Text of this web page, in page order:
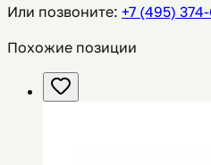
Или позвоните: +7 (495)
Похожие позиции